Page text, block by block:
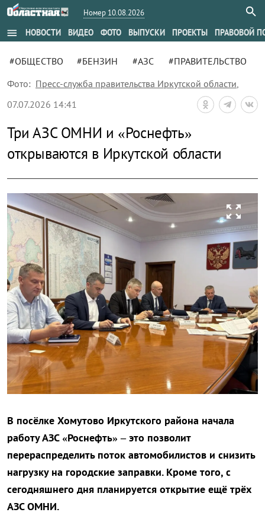
Номер 10.08.2026
menu НОВОСТИ ВИДЕО ФОТО ВЫПУСКИ ПРОЕКТЫ ПРАВОВОЙ
#ОБЩЕСТВО #БЕНЗИН #АЗС
#ПРАВИТЕЛЬСТВО
Фото: Пресс-служба правительства Иркутской области,
07.07.2026 14:41
Три АЗС ОМНИ и «Роснефть»
открываются в Иркутской области
zoom_out_map
В посёлке Хомутово Иркутского района начала
работу АЗС «Роснефть» – это позволит
перераспределить поток автомобилистов и снизить
нагрузку на городские заправки. Кроме того, с
сегодняшнего дня планируется открытие ещё трёх
АЗС ОМНИ.